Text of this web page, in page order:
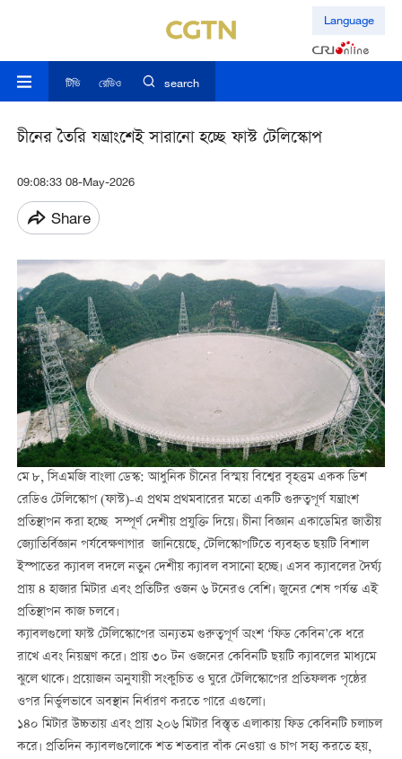
Language
টিভি রেডিও search
চীনের তৈরি যন্ত্রাংশেই সারানো হচ্ছে ফাস্ট টেলিস্কোপ
09:08:33 08-May-2026
Share
মে ৮, সিএমজি বাংলা ডেস্ক: আধুনিক চীনের বিস্ময় বিশ্বের বৃহত্তম একক ডিশ
রেডিও টেলিস্কোপ (ফাস্ট)-এ প্রথম প্রথমবারের মতো একটি গুরুত্বপূর্ণ যন্ত্রাংশ
প্রতিস্থাপন করা হচ্ছে সম্পূর্ণ দেশীয় প্রযুক্তি দিয়ে। চীনা বিজ্ঞান একাডেমির জাতীয়
জ্যোতির্বিজ্ঞান পর্যবেক্ষণাগার জানিয়েছে, টেলিস্কোপটিতে ব্যবহৃত ছয়টি বিশাল
ইস্পাতের ক্যাবল বদলে নতুন দেশীয় ক্যাবল বসানো হচ্ছে। এসব ক্যাবলের দৈর্ঘ্য
প্রায় ৪ হাজার মিটার এবং প্রতিটির ওজন ৬ টনেরও বেশি। জুনের শেষ পর্যন্ত এই
প্রতিস্থাপন কাজ চলবে।
ক্যাবলগুলো ফাস্ট টেলিস্কোপের অন্যতম গুরুত্বপূর্ণ অংশ ‘ফিড কেবিন’কে ধরে
রাখে এবং নিয়ন্ত্রণ করে। প্রায় ৩০ টন ওজনের কেবিনটি ছয়টি ক্যাবলের মাধ্যমে
ঝুলে থাকে। প্রয়োজন অনুযায়ী সংকুচিত ও ঘুরে টেলিস্কোপের প্রতিফলক পৃষ্ঠের
ওপর নির্ভুলভাবে অবস্থান নির্ধারণ করতে পারে এগুলো।
১৪০ মিটার উচ্চতায় এবং প্রায় ২০৬ মিটার বিস্তৃত এলাকায় ফিড কেবিনটি চলাচল
করে। প্রতিদিন ক্যাবলগুলোকে শত শতবার বাঁক নেওয়া ও চাপ সহ্য করতে হয়,